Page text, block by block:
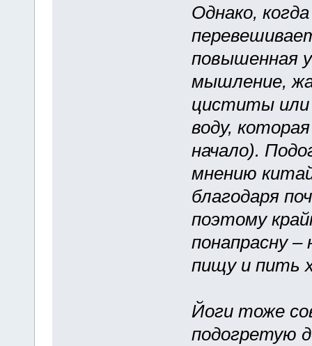
Однако,
повышенная
мышление,
циститы
воду,
начало).
мнению
благодаря
поэтому
понапрасну
пищу и пить
Йоги тоже
подогретую